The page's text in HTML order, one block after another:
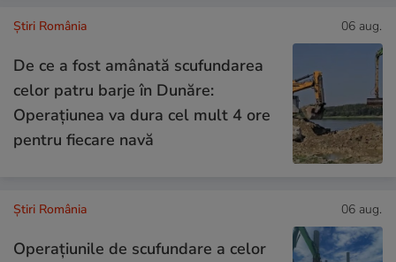
Știri România 06 aug.
De ce a fost amânată scufundarea
celor patru barje în Dunăre:
Operațiunea va dura cel mult 4 ore
pentru fiecare navă
Știri România 06 aug.
Operațiunile de scufundare a celor